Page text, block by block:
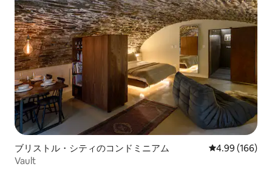
ブリストル・シティのコンドミニアム レビュー166
4.99 (166)
Vault